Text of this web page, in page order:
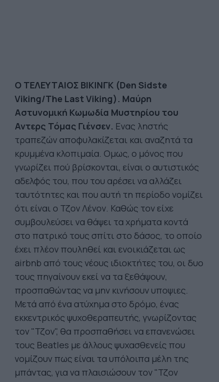
Ο ΤΕΛΕΥΤΑΙΟΣ ΒΙΚΙΝΓΚ (Den Sidste
Viking/The Last Viking). Μαύρη
Αστυνομική Κωμωδία Μυστηρίου του
Αντερς Τόμας Γιένσεν. Ενας ληστής
τραπεζών αποφυλακίζεται και αναζητά τα
κρυμμένα κλοπιμαία. Ομως, ο μόνος που
γνωρίζει πού βρίσκονται, είναι ο αυτιστικός
αδελφός του, που του αρέσει να αλλάζει
ταυτότητες και που αυτή τη περίοδο νομίζει
ότι είναι ο Τζον Λένον. Καθώς τον είχε
συμβουλεύσει να θάψει τα χρήματα κοντά
στο πατρικό τους σπίτι στο δάσος, το οποίο
έχει πλέον πουληθεί και ενοικιάζεται ως
airbnb από τους νέους ιδιοκτήτες του, οι δυο
τους πηγαίνουν εκεί να τα ξεθάψουν,
προσπαθώντας να μην κινήσουν υποψιες.
Μετά από ένα ατύχημα στο δρόμο, ένας
εκκεντρικός ψυχοθεραπευτής, γνωρίζοντας
τον "Τζον", θα προσπαθήσει να επανενώσει
τους Beatles με άλλους ψυχασθενείς που
νομίζουν πως είναι τα υπόλοιπα μέλη της
μπάντας, για να πλαισιώσουν τον "Τζον